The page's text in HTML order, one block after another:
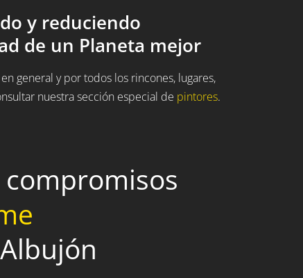
y reduciendo
de un Planeta mejor
general y por todos los rincones, lugares,
nuestra sección especial de pintores.